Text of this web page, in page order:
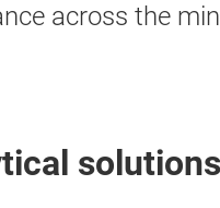
across the